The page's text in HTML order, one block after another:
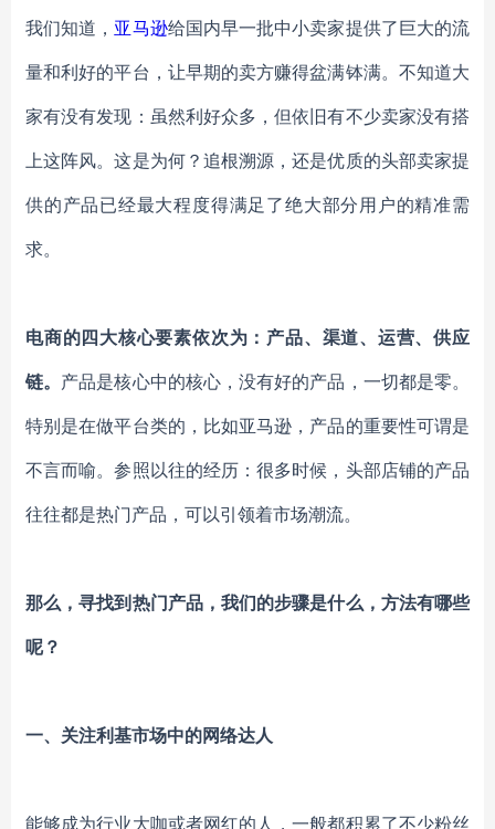
我们知道， 亚马逊给国内早一批中小卖家提供了巨大的流
量和利好的平台，让早期的卖方赚得盆满钵满。不知道大
家有没有发现：虽然利好众多，但依旧有不少卖家没有搭
上这阵风。这是为何？追根溯源，还是优质的头部卖家提
供的产品已经最大程度得满足了绝大部分用户的精准需
求。
电商的四大核心要素依次为：产品、渠道、运营、供应
链。 产品是核心中的核心，没有好的产品，一切都是零。
特别是在做平台类的，比如亚马逊，产品的重要性可谓是
不言而喻。参照以往的经历：很多时候，头部店铺的产品
往往都是热门产品，可以引领着市场潮流。
那么，寻找到热门产品，我们的步骤是什么，方法有哪些
呢？
一、 关注利基市场中的网络达人
能够成为行业大咖或者网红的人，一般都积累了不少粉丝